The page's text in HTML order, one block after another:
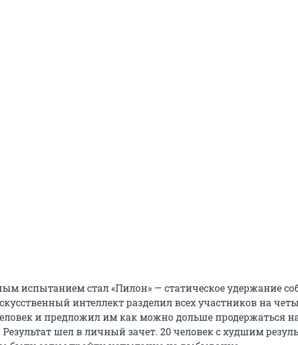
испытанием стал «Пилон» — статическое удержание
интеллект разделил всех участников на
и предложил им как можно дольше продержаться
Результат шел в личный зачет. 20 человек с худшим